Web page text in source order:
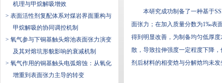
机理与甲烷解吸增效
> 表面活性剂复配体系对煤岩界面重构与
甲烷解吸的协同调控机制
> 氧气参与下铜基触头熔池表面张力演变
及其对熔坑形貌影响的衰减机制
> 氧气作用的铜基触头电弧熔蚀：从氧化
增重到表面张力主导的转变
本研究成功制备了一种基于
面张力；在加入质量分数为1‰表
得到明显改善，为制备均匀低厚
散，导致拉伸强度一定程度下降
剂后材料的相变焓与分解焓均未